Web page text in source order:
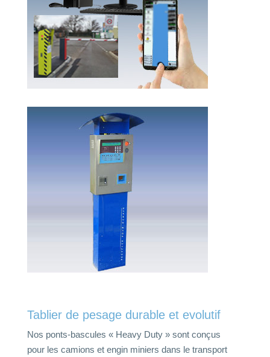
Tablier de pesage durable et evolutif
Nos ponts-bascules « Heavy Duty » sont conçus
pour les camions et engin miniers dans le transport